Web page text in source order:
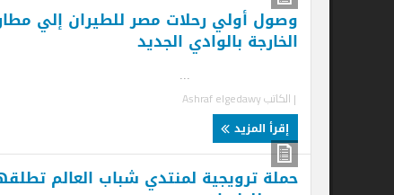
وصول أولي رحلات مصر للطيران إلي مطار
الخارجة بالوادي الجديد
Ashraf elgedawy
حملة ترويجية لمنتدي شباب العالم تطلقها